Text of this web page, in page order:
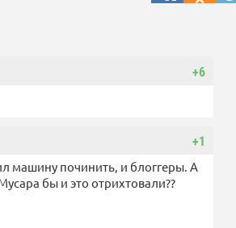
+6
+1
машину починить, и блоггеры. А
бы и это отрихтовали??